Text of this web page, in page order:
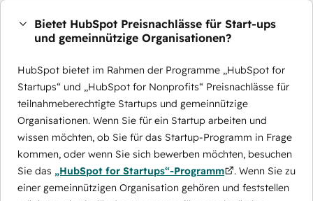
Bietet HubSpot Preisnachlässe für Start-ups
und gemeinnützige Organisationen?
HubSpot bietet im Rahmen der Programme „HubSpot for
Startups“ und „HubSpot for Nonprofits“ Preisnachlässe für
teilnahmeberechtigte Startups und gemeinnützige
Organisationen. Wenn Sie für ein Startup arbeiten und
wissen möchten, ob Sie für das Startup-Programm in Frage
kommen, oder wenn Sie sich bewerben möchten, besuchen
Sie das „HubSpot for Startups“-Programm
. Wenn Sie zu
einer gemeinnützigen Organisation gehören und feststellen